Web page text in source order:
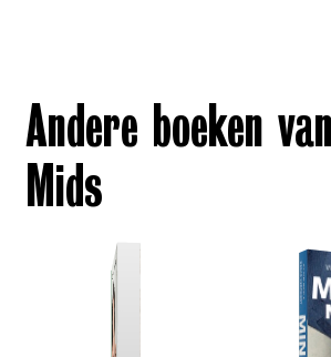
Andere boeken
Mids